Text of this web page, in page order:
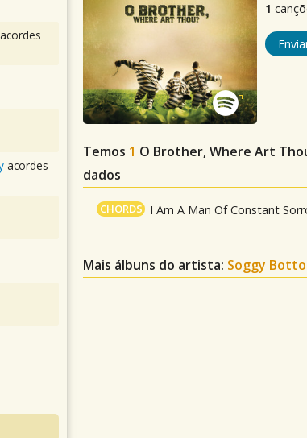
1
Temos 1 O Brother, Where Art
dados
CHORDS I Am A Man Of Constant
Mais álbuns do artista: Soggy
acordes
acordes